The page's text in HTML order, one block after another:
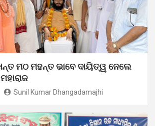
ମଠ ମହନ୍ତ ଭାବେ ଦାୟିତ୍ୱ ନେଲେ
Sunil Kumar Dhangadamajhi